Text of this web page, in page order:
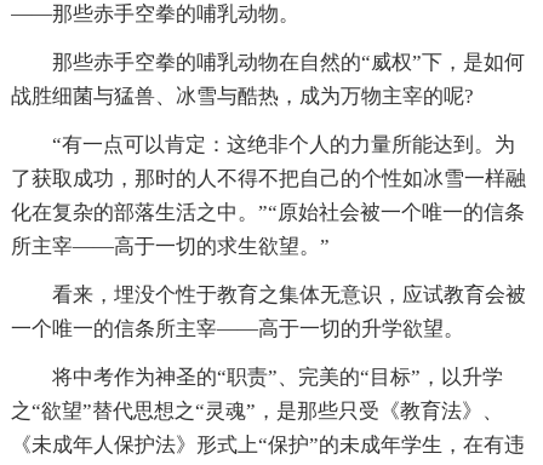
——那些赤手空拳的哺乳动物。
那些赤手空拳的哺乳动物在自然的“威权”下，是如何
战胜细菌与猛兽、冰雪与酷热，成为万物主宰的呢?
“有一点可以肯定：这绝非个人的力量所能达到。为
了获取成功，那时的人不得不把自己的个性如冰雪一样融
化在复杂的部落生活之中。”“原始社会被一个唯一的信条
所主宰——高于一切的求生欲望。”
看来，埋没个性于教育之集体无意识，应试教育会被
一个唯一的信条所主宰——高于一切的升学欲望。
将中考作为神圣的“职责”、完美的“目标”，以升学
之“欲望”替代思想之“灵魂”，是那些只受《教育法》、
《未成年人保护法》形式上“保护”的未成年学生，在有违